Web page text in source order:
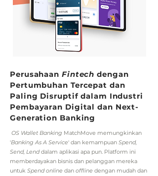
Perusahaan Fintech dengan
Pertumbuhan Tercepat dan
Paling Disruptif dalam Industri
Pembayaran Digital dan Next-
Generation Banking
OS Wallet Banking MatchMove memungkinkan
'Banking As A Service' dan kemampuan Spend,
Send, Lenddalam aplikasi apa pun. Platform ini
memberdayakan bisnis dan pelanggan mereka
untuk Spend online dan offline dengan mudah dan